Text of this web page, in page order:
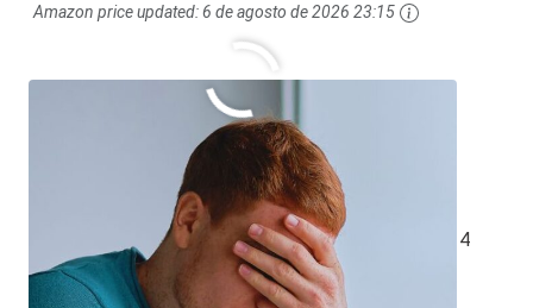
Amazon price updated:6 de agosto de 2026 23:15
O que você achou disso?
Clique nas estrelas
Média da classificação5/ 5. Número de votos: 4